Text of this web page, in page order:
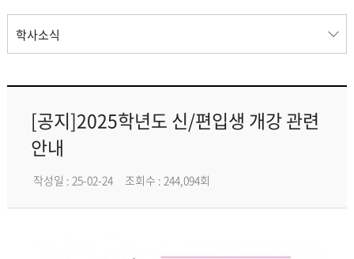
학사소식
[공지]2025학년도 신/편입생 개강 관련
안내
작성일 : 25-02-24 조회수 : 244,094회